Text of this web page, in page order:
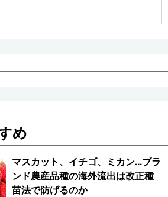
め
マスカット、イチゴ、ミカン...ブラ
ンド農産品種の海外流出は改正種
苗法で防げるのか